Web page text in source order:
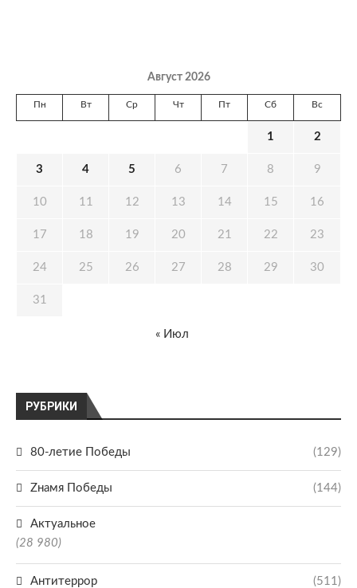
РУБРИКИ
80-летие Победы (129)
Zнамя Победы (144)
Актуальное
(28 980)
Антитеррор (511)
Август 2026
Пн Вт Ср Чт Пт Сб Вс
1 2
3 4 5 6 7 8 9
10 11 12 13 14 15 16
17 18 19 20 21 22 23
24 25 26 27 28 29 30
31
« Июл